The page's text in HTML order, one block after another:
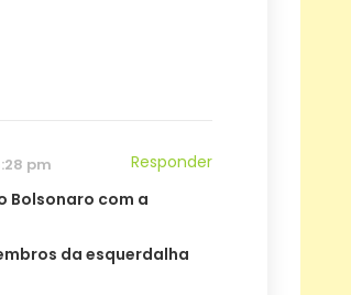
pm
Responder
Bolsonaro com a
da esquerdalha